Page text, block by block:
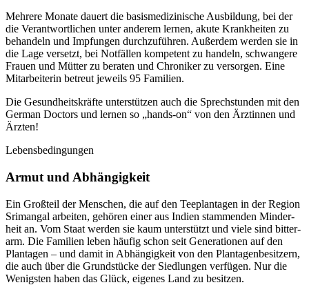
Mehrere Monate dauert die basis­medizinische Ausbildung, bei der
die Verant­wortlichen unter anderem lernen, akute Krank­heiten zu
behandeln und Impfungen durchzu­führen. Außer­dem werden sie in
die Lage versetzt, bei Not­fällen kompe­tent zu handeln, schwangere
Frauen und Mütter zu beraten und Chroniker zu versorgen. Eine
Mitar­beiterin betreut jeweils 95 Familien.
Die Gesund­heits­kräfte unter­stützen auch die Sprech­stunden mit den
German Doctors und lernen so „hands-on“ von den Ärztinnen und
Ärzten!
Lebens­bedingungen
Armut und Abhängigkeit
Ein Groß­teil der Menschen, die auf den Tee­plantagen in der Region
Srimangal arbeiten, gehören einer aus Indien stamm­enden Minder­
heit an. Vom Staat werden sie kaum unter­stützt und viele sind bitter­
arm. Die Familien leben häufig schon seit Genera­tionen auf den
Plan­tagen – und damit in Abhän­gigkeit von den Plantagen­besitzern,
die auch über die Grund­stücke der Sied­lungen verfügen. Nur die
Wenigsten haben das Glück, eigenes Land zu besitzen.